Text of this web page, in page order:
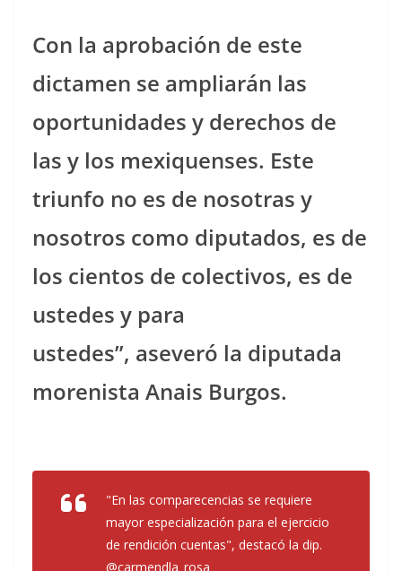
Con la aprobación de este
dictamen se ampliarán las
oportunidades y derechos de
las y los mexiquenses. Este
triunfo no es de nosotras y
nosotros como diputados, es de
los cientos de colectivos, es de
ustedes y para
ustedes”, aseveró la diputada
morenista Anais Burgos.
"En las comparecencias se requiere
mayor especialización para el ejercicio
de rendición cuentas", destacó la dip.
@carmendla_rosa